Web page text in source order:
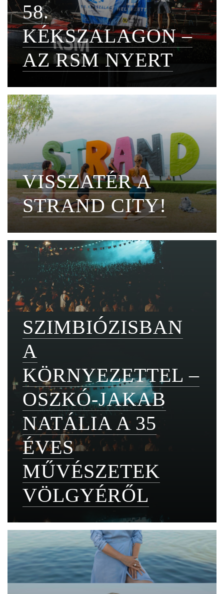
58.
KÉKSZALAGON –
AZ RSM NYERT
VISSZATÉR A
STRAND CITY!
SZIMBIÓZISBAN
A
KÖRNYEZETTEL –
OSZKÓ-JAKAB
NATÁLIA A 35
ÉVES
MŰVÉSZETEK
VÖLGYÉRŐL